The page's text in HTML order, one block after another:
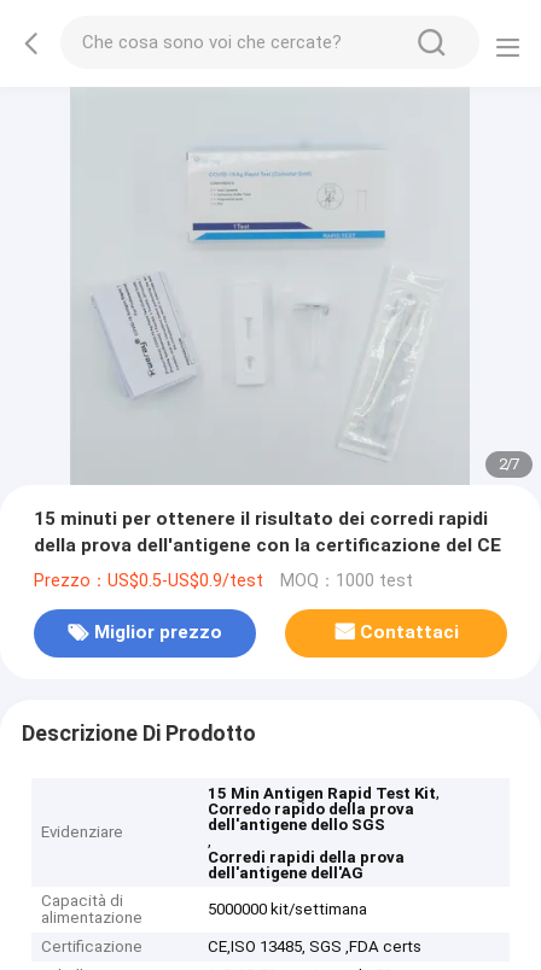
2/7
15 minuti per ottenere il risultato dei corredi rapidi
della prova dell'antigene con la certificazione del CE
Prezzo：US$0.5-US$0.9/test MOQ：1000 test
Miglior prezzo Contattaci
Descrizione Di Prodotto
Evidenziare
15 Min Antigen Rapid Test Kit,
Corredo rapido della prova
dell'antigene dello SGS
,
Corredi rapidi della prova
dell'antigene dell'AG
Capacità di
alimentazione
5000000 kit/settimana
Certificazione
CE,ISO 13485, SGS ,FDA certs